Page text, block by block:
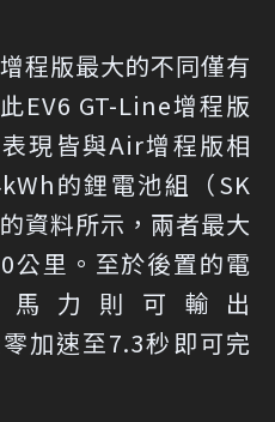
程版最大的不同僅有
EV6 GT-Line增程版
現皆與Air增程版相
的鋰電池組（SK
資料所示，兩者最大
公里。至於後置的電
力則可輸出
加速至7.3秒即可完